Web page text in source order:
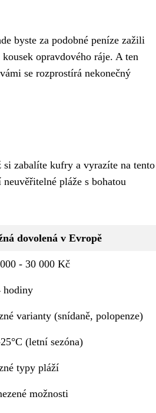
byste za podobné peníze zažili
opravdového ráje. A ten
se rozprostírá nekonečný
si zabalíte kufry a vyrazíte na tento
pláže s bohatou
dovolená v Evropě
- 30 000 Kč
hodiny
varianty (snídaně, polopenze)
(letní sezóna)
typy pláží
možnosti